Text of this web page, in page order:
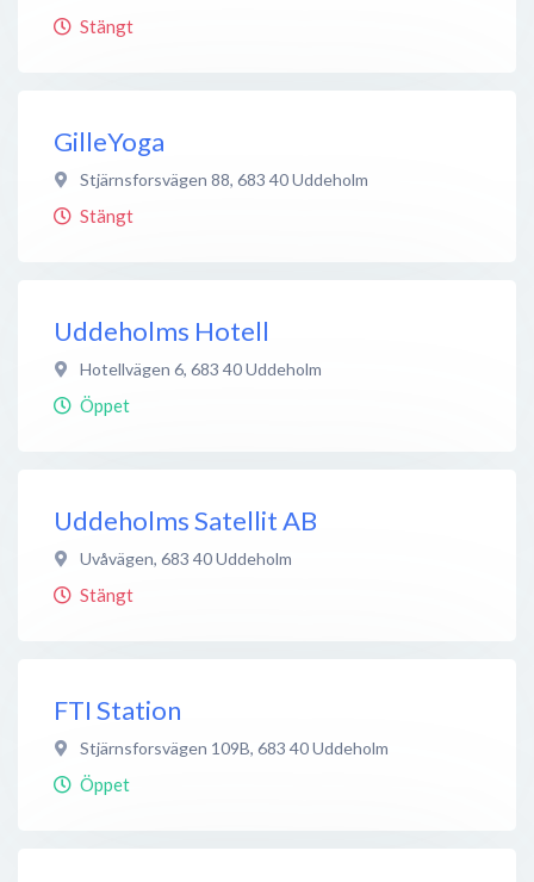
Stängt
GilleYoga
Stjärnsforsvägen 88, 683 40Uddeholm
Stängt
Uddeholms Hotell
Hotellvägen 6, 683 40Uddeholm
Öppet
Uddeholms Satellit AB
Uvåvägen, 683 40Uddeholm
Stängt
FTI Station
Stjärnsforsvägen 109B, 683 40Uddeholm
Öppet